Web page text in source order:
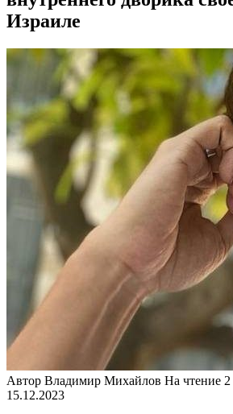
Израиле
Автор Владимир Михайлов На чтение
15.12.2023